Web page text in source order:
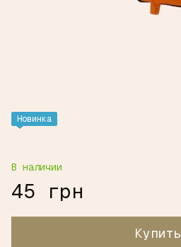
Новинка
В наличии
45 грн
Купить